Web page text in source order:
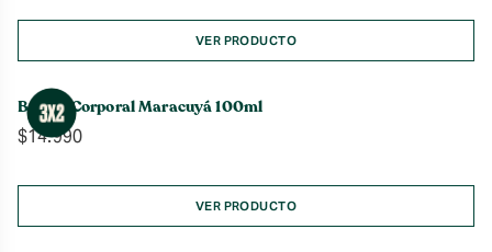
VER PRODUCTO
Bruma Corporal Maracuyá 100ml
$14.990
VER PRODUCTO